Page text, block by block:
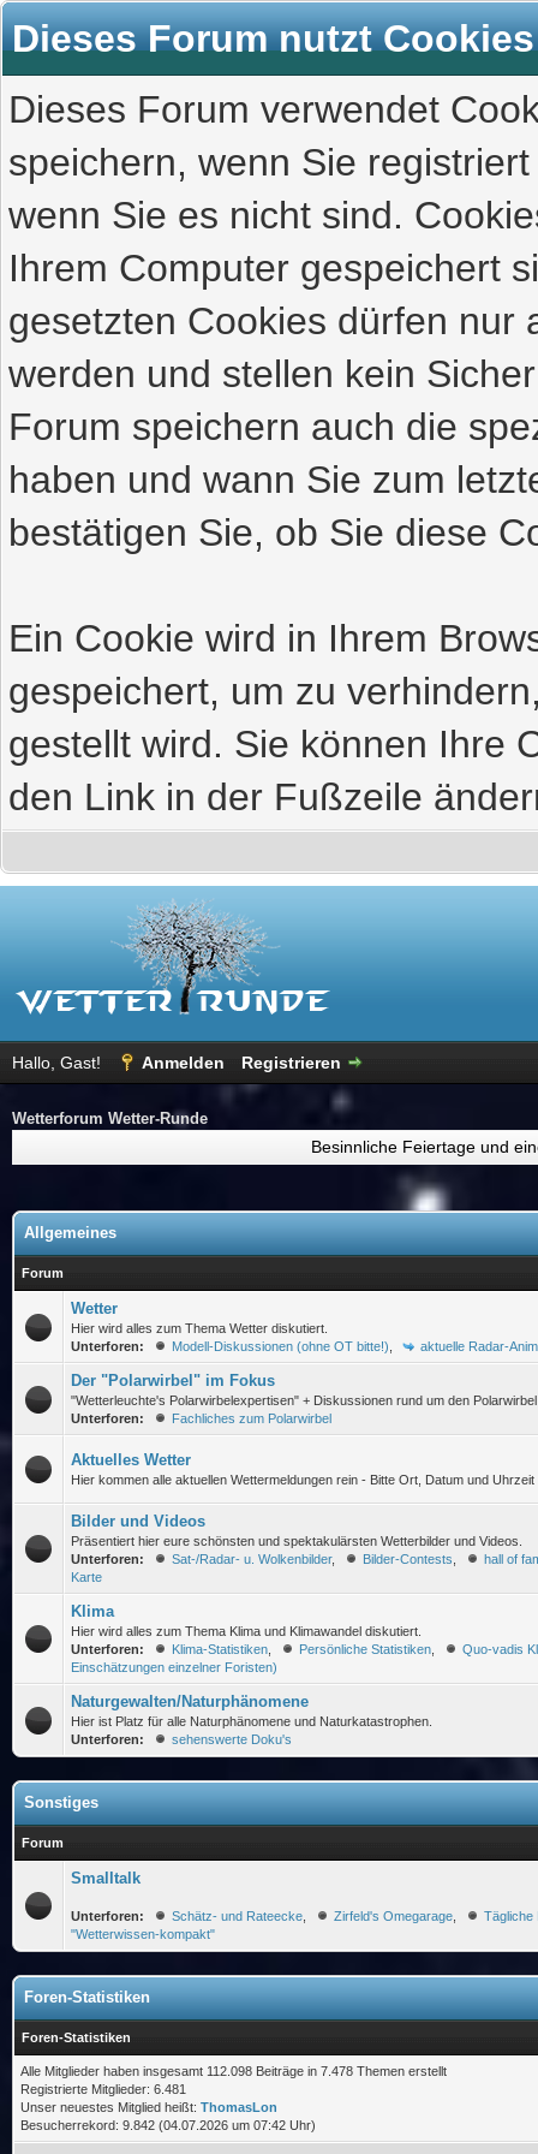
Dieses Forum nutzt Cookies
Dieses Forum verwendet
speichern, wenn Sie
wenn Sie es nicht sind.
Ihrem Computer gespeichert
gesetzten Cookies dürfen nur
werden und stellen kein
Forum speichern auch die
haben und wann Sie zum
bestätigen Sie, ob Sie diese
Ein Cookie wird in Ihrem
gespeichert, um zu
gestellt wird. Sie können Ihre
den Link in der Fußzeile
Hallo, Gast! Anmelden Registrieren
Wetterforum Wetter-Runde
Besinnliche Feiertage und
Allgemeines
Forum
Wetter
Hier wird alles zum Thema Wetter diskutiert.
Unterforen:
Modell-Diskussionen (ohne OT bitte!) aktuelle Radar-
Der "Polarwirbel" im Fokus
"Wetterleuchte's Polarwirbelexpertisen" + Diskussionen rund um den Polarwirbel
Unterforen:
Fachliches zum Polarwirbel
Aktuelles Wetter
Hier kommen alle aktuellen Wettermeldungen rein - Bitte Ort, Datum und
Bilder und Videos
Präsentiert hier eure schönsten und spektakulärsten Wetterbilder und Videos.
Unterforen:
Sat-/Radar- u. Wolkenbilder, Bilder-Contests
hall of
Karte
Klima
Hier wird alles zum Thema Klima und Klimawandel diskutiert.
Unterforen:
Klima-Statistiken Persönliche Statistiken
Quo-vadis
Einschätzungen einzelner Foristen)
Naturgewalten/Naturphänomene
Hier ist Platz für alle Naturphänomene und Naturkatastrophen.
Unterforen:
sehenswerte Doku's
Sonstiges
Forum
Smalltalk
Unterforen: Schätz- und Rateecke Zirfeld's Omegarage
Tägliche
"Wetterwissen-kompakt"
Foren-Statistiken
Foren-Statistiken
Alle Mitglieder haben insgesamt 112.098 Beiträge in 7.478 Themen erstellt
Registrierte Mitglieder: 6.481
Unser neuestes Mitglied heißt: ThomasLon
Besucherrekord: 9.842 (04.07.2026 um 07:42 Uhr)